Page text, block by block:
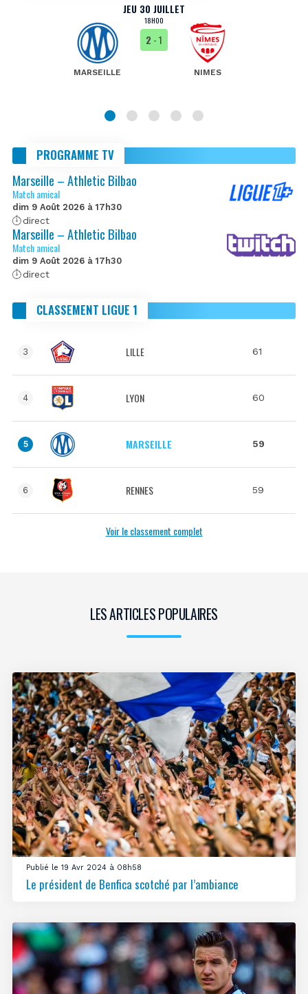
JEU 30 JUILLET
18H00
MARSEILLE
2 - 1
NIMES
PROGRAMME TV
Marseille – Athletic Bilbao
Match amical
dim 9 Août 2026 à 17h30
direct
Marseille – Athletic Bilbao
Match amical
dim 9 Août 2026 à 17h30
direct
CLASSEMENT LIGUE 1
3 LILLE 61
4 LYON 60
5 MARSEILLE 59
6 RENNES 59
Voir le classement complet
LES ARTICLES POPULAIRES
Publié le 19 Avr 2024 à 08h58
Le président de Benfica scotché par l’ambiance